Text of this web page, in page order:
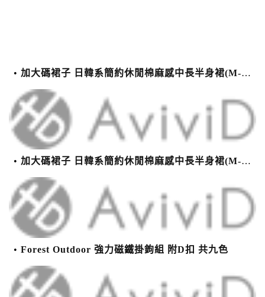
加大碼裙子 日韓系簡約休閒棉麻感中長半身裙(M-2XL)【XMS54038】＊艾美時尚(現+預)
加大碼裙子 日韓系簡約休閒棉麻感中長半身裙(M-2XL)【XMS54038】＊艾美時尚(現+預)
Forest Outdoor 強力磁鐵掛鉤組 附D扣 共九色